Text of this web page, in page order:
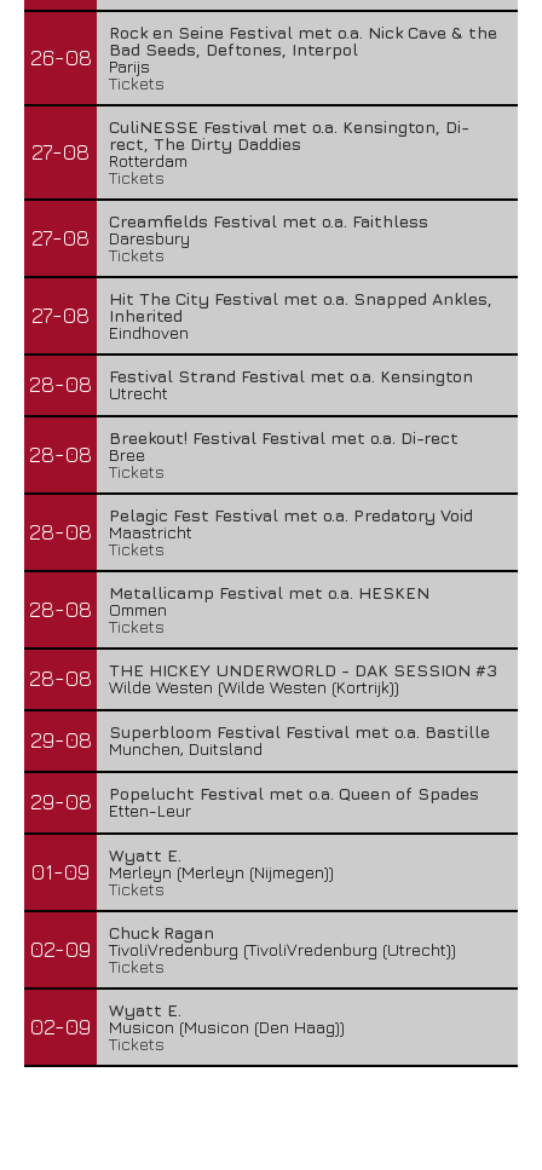
26-08
Rock en Seine Festival met o.a. Nick Cave & the
Bad Seeds, Deftones, Interpol
Parijs
Tickets
27-08
CuliNESSE Festival met o.a. Kensington, Di-
rect, The Dirty Daddies
Rotterdam
Tickets
27-08
Creamfields Festival met o.a. Faithless
Daresbury
Tickets
27-08
Hit The City Festival met o.a. Snapped Ankles,
Inherited
Eindhoven
28-08
Festival Strand Festival met o.a. Kensington
Utrecht
28-08
Breekout! Festival Festival met o.a. Di-rect
Bree
Tickets
28-08
Pelagic Fest Festival met o.a. Predatory Void
Maastricht
Tickets
28-08
Metallicamp Festival met o.a. HESKEN
Ommen
Tickets
28-08
THE HICKEY UNDERWORLD - DAK SESSION #3
Wilde Westen (Wilde Westen (Kortrijk))
29-08
Superbloom Festival Festival met o.a. Bastille
Munchen, Duitsland
29-08
Popelucht Festival met o.a. Queen of Spades
Etten-Leur
01-09
Wyatt E.
Merleyn (Merleyn (Nijmegen))
Tickets
02-09
Chuck Ragan
TivoliVredenburg (TivoliVredenburg (Utrecht))
Tickets
02-09
Wyatt E.
Musicon (Musicon (Den Haag))
Tickets